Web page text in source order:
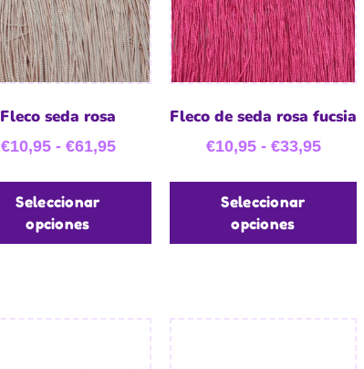
Fleco seda rosa
€10,95 - €61,95
Seleccionar
opciones
Fleco de seda rosa fucsia
€10,95 - €33,95
Seleccionar
opciones